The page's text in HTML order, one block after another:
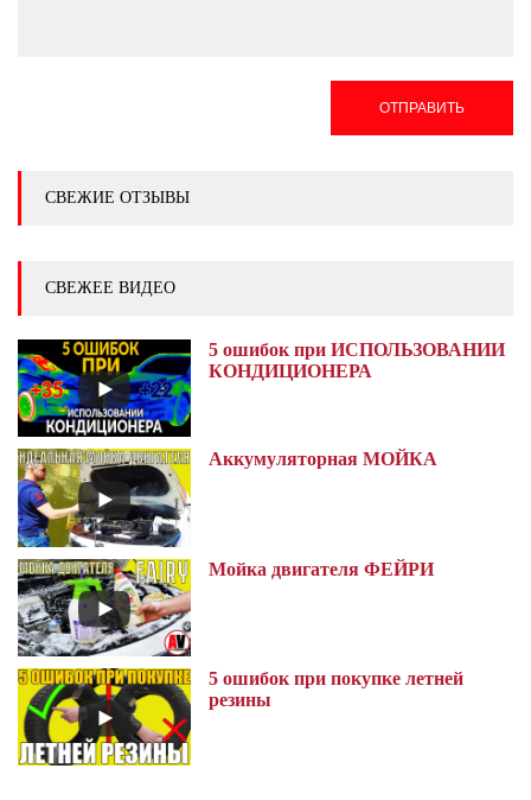
ОТПРАВИТЬ
СВЕЖИЕ ОТЗЫВЫ
СВЕЖЕЕ ВИДЕО
5 ошибок при ИСПОЛЬЗОВАНИИ
КОНДИЦИОНЕРА
Аккумуляторная МОЙКА
Мойка двигателя ФЕЙРИ
5 ошибок при покупке летней
резины